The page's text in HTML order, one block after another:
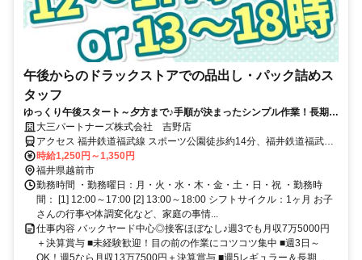
午後からのドラックストアでの品出し・パック詰めス
タッフ
ゆっくり午後スタート～夕方まで♪手順が決まったシンプル作業！長期で
活躍★Wワークに◎
大三パートナーズ株式会社 吉野店
アクセス 福井鉄道福武線 スポーツ公園徒歩約14分、福井鉄道福武線
家久徒歩約21分、福井鉄道福武線 北府徒歩約22分 芝原4丁目バス停
より徒歩3分
時給1,250円～1,350円
福井県越前市
勤務時間 ・勤務曜日：月・火・水・木・金・土・日・祝 ・勤務時
間： [1] 12:00～17:00 [2] 13:00～18:00 シフトサイクル：1ヶ月 お子
さんの行事や体調変化など、家庭の事情...
仕事内容 バックヤード中心◎接客ほぼなし♪週3でも月収7万5000円
＋決算賞与 ■未経験歓迎！目の前の作業にコツコツ集中 ■週3日～
OK！週5なら月収13万7500円＋決算賞与 ■週5レギュラー＆長期...